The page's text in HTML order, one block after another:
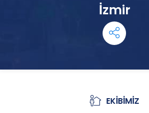
İzmir
Ekibimiz
EKİBİMİZ